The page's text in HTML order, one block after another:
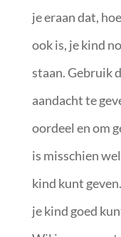
je eraan dat,
ook is, je kind
staan. Gebruik
aandacht te
oordeel en om
is misschien
kind kunt
je kind goed